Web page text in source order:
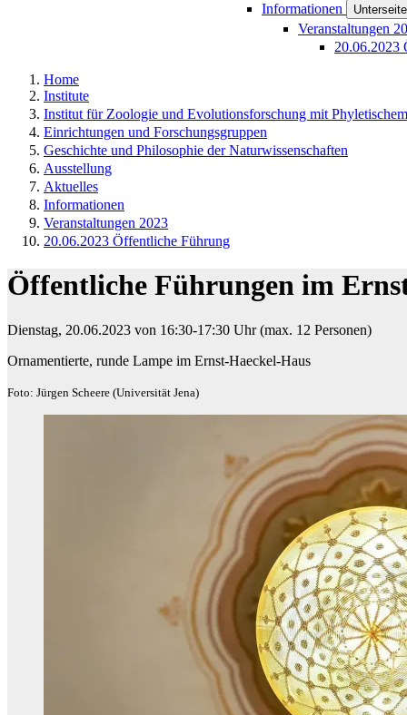
Informationen
Veranstaltungen
20.06.2023
Home
Institute
Institut für Zoologie und Evolutionsforschung mit
Einrichtungen und Forschungsgruppen
Geschichte und Philosophie der Naturwissenschaften
Ausstellung
Aktuelles
Informationen
Veranstaltungen 2023
20.06.2023 Öffentliche Führung
Öffentliche Führungen im
Dienstag, 20.06.2023 von 16:30-17:30 Uhr (max. 12 Personen)​
Ornamentierte, runde Lampe im Ernst-Haeckel-Haus
Foto: Jürgen Scheere (Universität Jena)